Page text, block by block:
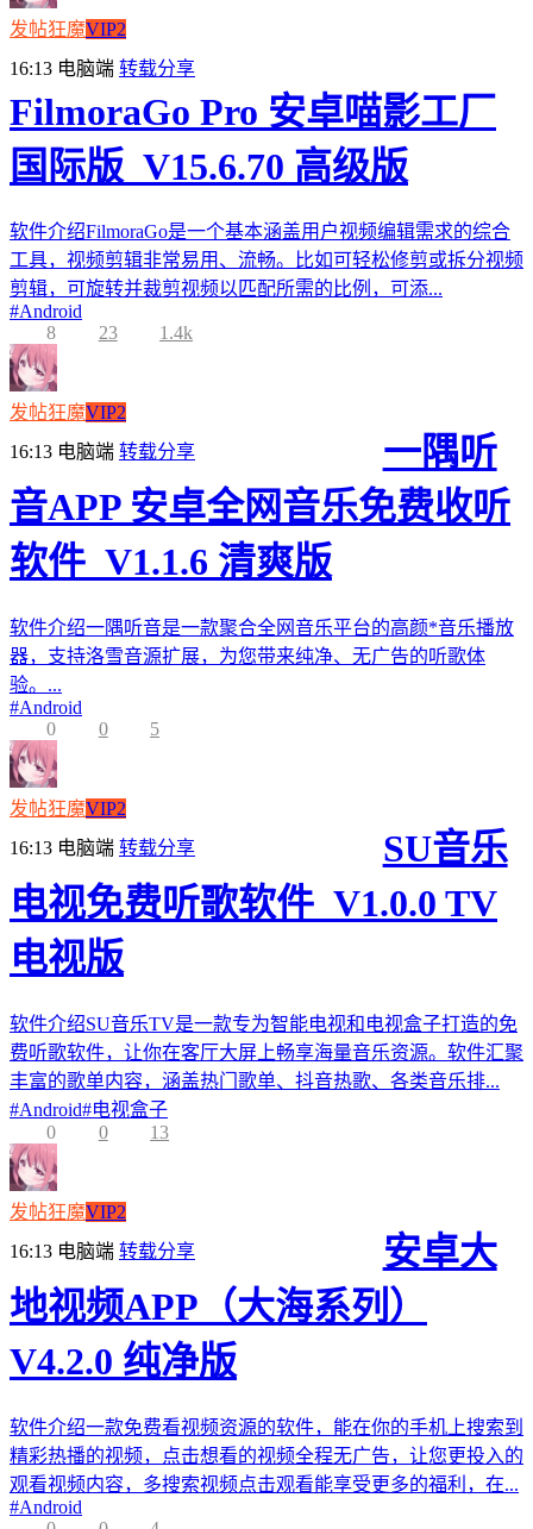
发帖狂魔VIP2
16:13 电脑端 转载分享
FilmoraGo Pro 安卓喵影工厂
国际版_V15.6.70 高级版
软件介绍FilmoraGo是一个基本涵盖用户视频编辑需求的综合
工具，视频剪辑非常易用、流畅。比如可轻松修剪或拆分视频
剪辑，可旋转并裁剪视频以匹配所需的比例，可添...
#Android
8
23 1.4k
发帖狂魔VIP2
16:13 电脑端 转载分享
一隅听
音APP 安卓全网音乐免费收听
软件_V1.1.6 清爽版
软件介绍一隅听音是一款聚合全网音乐平台的高颜*音乐播放
器，支持洛雪音源扩展，为您带来纯净、无广告的听歌体
验。...
#Android
0
0 5
发帖狂魔VIP2
16:13 电脑端 转载分享
SU音乐
电视免费听歌软件_V1.0.0 TV
电视版
软件介绍SU音乐TV是一款专为智能电视和电视盒子打造的免
费听歌软件，让你在客厅大屏上畅享海量音乐资源。软件汇聚
丰富的歌单内容，涵盖热门歌单、抖音热歌、各类音乐排...
#Android#电视盒子
0
0 13
发帖狂魔VIP2
16:13 电脑端 转载分享
安卓大
地视频APP（大海系列）
V4.2.0 纯净版
软件介绍一款免费看视频资源的软件，能在你的手机上搜索到
精彩热播的视频，点击想看的视频全程无广告，让您更投入的
观看视频内容，多搜索视频点击观看能享受更多的福利，在...
#Android